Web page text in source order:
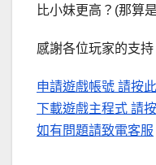
比小妹更高？(那算
感謝各位玩家的支持
申請遊戲帳號 請按此
下載遊戲主程式 請
如有問題請致電客服